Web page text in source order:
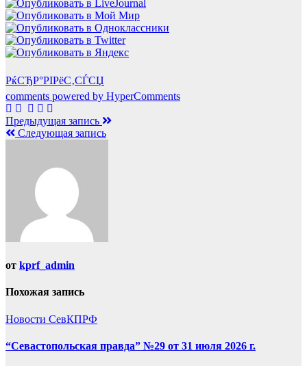
РќСЂР°РІРёС‚СЃСЏ
comments powered by HyperComments
Навигация
по
Предыдущая запись
Следующая запись
от kprf_admin
Похожая запись
Новости СевКПРФ
“Севастопольская правда” №29 от 31 июля 2026 г.